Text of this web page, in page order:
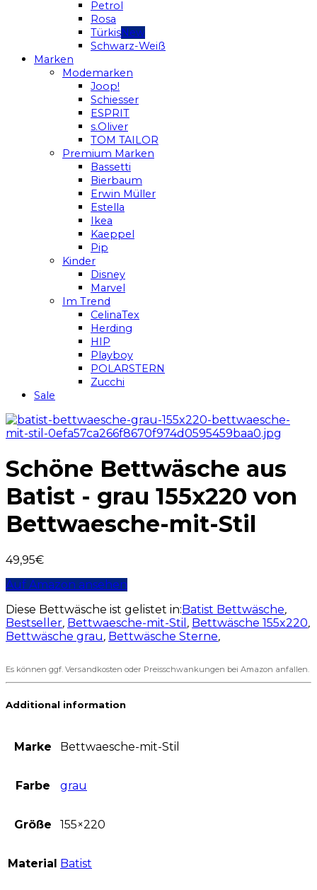
Petrol
Rosa
Türkis
Schwarz-Weiß
Marken
Modemarken
Joop!
Schiesser
ESPRIT
s.Oliver
TOM TAILOR
Premium Marken
Bassetti
Bierbaum
Erwin Müller
Estella
Ikea
Kaeppel
Pip
Kinder
Disney
Marvel
Im Trend
CelinaTex
Herding
HIP
Playboy
POLARSTERN
Zucchi
Sale
Schöne Bettwäsche aus
Batist - grau 155x220 von
Bettwaesche-mit-Stil
49,95€
Auf Amazon ansehen
Diese Bettwäsche ist gelistet in:Batist Bettwäsche,
Bestseller, Bettwaesche-mit-Stil , Bettwäsche 155x220,
Bettwäsche grau, Bettwäsche Sterne,
Es können ggf. Versandkosten oder Preisschwankungen bei Amazon anfallen.
Additional information
Marke Bettwaesche-mit-Stil
Farbe grau
Größe 155×220
Material Batist